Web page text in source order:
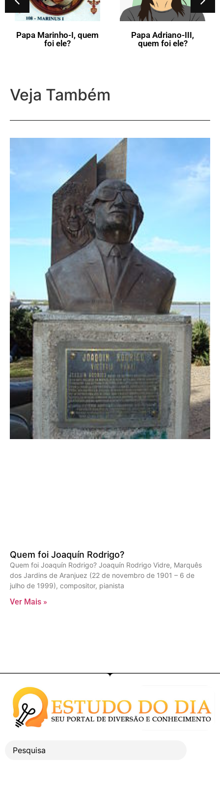
Papa Marinho-I, quem
foi ele?
Papa Adriano-III,
quem foi ele?
Veja Também
Quem foi Joaquín Rodrigo?
Quem foi Joaquín Rodrigo? Joaquín Rodrigo Vidre, Marquês
dos Jardins de Aranjuez (22 de novembro de 1901 – 6 de
julho de 1999), compositor, pianista
Ver Mais »